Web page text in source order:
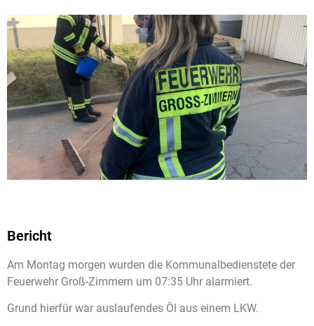
Bericht
Am Montag morgen wurden die Kommunalbedienstete der
Feuerwehr Groß-Zimmern um 07:35 Uhr alarmiert.
Grund hierfür war auslaufendes Öl aus einem LKW.